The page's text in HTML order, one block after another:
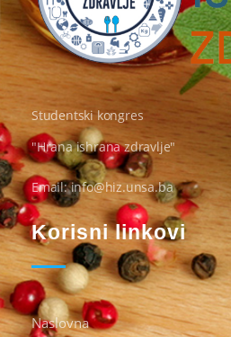
Hrana Ishrana Zdravlje
Studentski kongres
"Hrana ishrana zdravlje"
Email: info@hiz.unsa.ba
Korisni linkovi
Naslovna